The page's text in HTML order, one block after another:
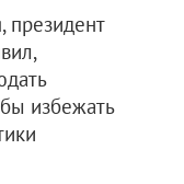
президент
избежать